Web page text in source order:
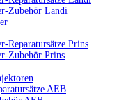
Zubehör Landi
Reparatursätze Prins
Zubehör Prins
AEB